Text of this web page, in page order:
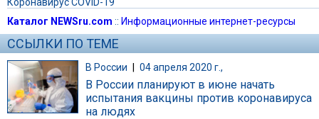
Каталог NEWSru.com :: Информационные интернет-ресурсы
ССЫЛКИ ПО ТЕМЕ
В России | 04 апреля 2020 г.,
В России планируют в июне начать
испытания вакцины против коронавируса
на людях